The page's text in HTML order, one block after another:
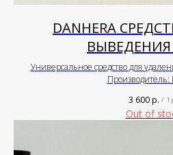
DANHERA
Универсальное средство для
Производитель:
3 600р. / 1
Out of